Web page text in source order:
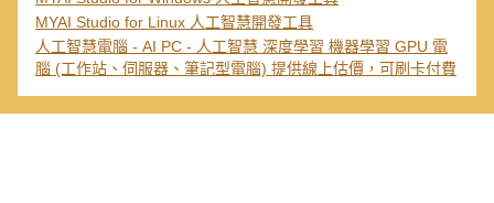
MYAI Studio for Linux 人工智慧開發工具
人工智慧電腦 - AI PC - 人工智慧 深度學習 機器學習 GPU 電
腦 (工作站、伺服器、筆記型電腦) 提供線上估價，可刷卡付費